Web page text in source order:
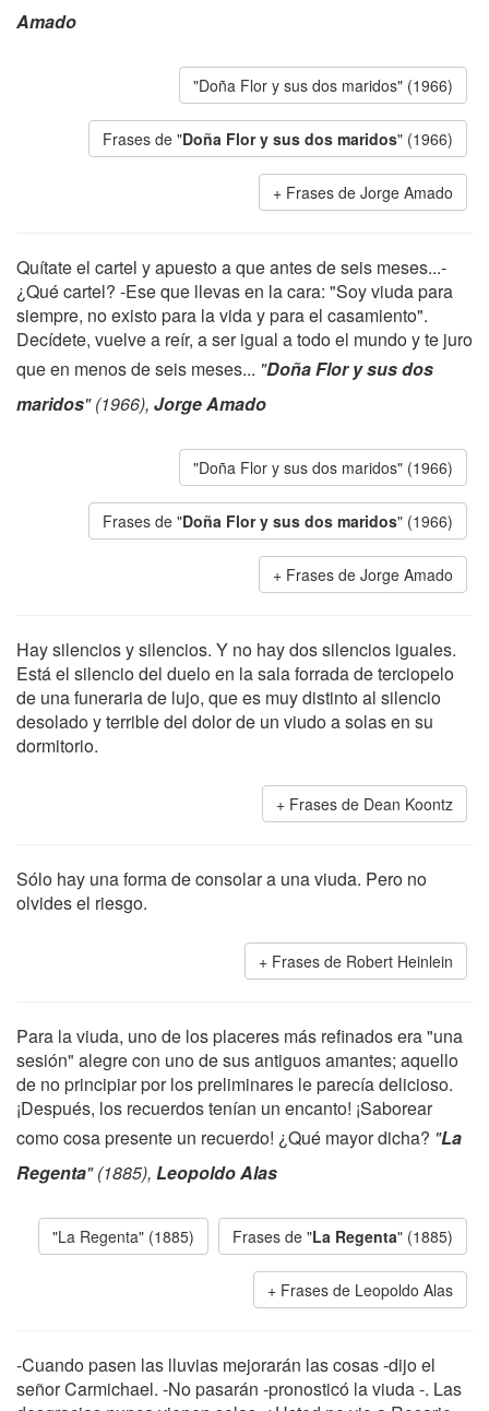
Amado
"Doña Flor y sus dos maridos" (1966)
Frases de "Doña Flor y sus dos maridos" (1966)
Frases de Jorge Amado
Quítate el cartel y apuesto a que antes de seis meses...-
¿Qué cartel? -Ese que llevas en la cara: "Soy viuda para
siempre, no existo para la vida y para el casamiento".
Decídete, vuelve a reír, a ser igual a todo el mundo y te juro
que en menos de seis meses... "Doña Flor y sus dos
maridos" (1966), Jorge Amado
"Doña Flor y sus dos maridos" (1966)
Frases de "Doña Flor y sus dos maridos" (1966)
Frases de Jorge Amado
Hay silencios y silencios. Y no hay dos silencios iguales.
Está el silencio del duelo en la sala forrada de terciopelo
de una funeraria de lujo, que es muy distinto al silencio
desolado y terrible del dolor de un viudo a solas en su
dormitorio.
Frases de Dean Koontz
Sólo hay una forma de consolar a una viuda. Pero no
olvides el riesgo.
Frases de Robert Heinlein
Para la viuda, uno de los placeres más refinados era "una
sesión" alegre con uno de sus antiguos amantes; aquello
de no principiar por los preliminares le parecía delicioso.
¡Después, los recuerdos tenían un encanto! ¡Saborear
como cosa presente un recuerdo! ¿Qué mayor dicha? "La
Regenta" (1885), Leopoldo Alas
"La Regenta" (1885) Frases de "La Regenta" (1885)
Frases de Leopoldo Alas
-Cuando pasen las lluvias mejorarán las cosas -dijo el
señor Carmichael. -No pasarán -pronosticó la viuda -. Las